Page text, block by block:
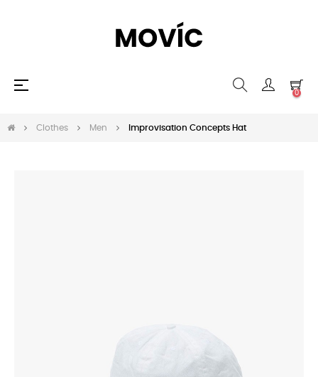
Navegación
☰
0
Clothes Men Improvisation Concepts Hat